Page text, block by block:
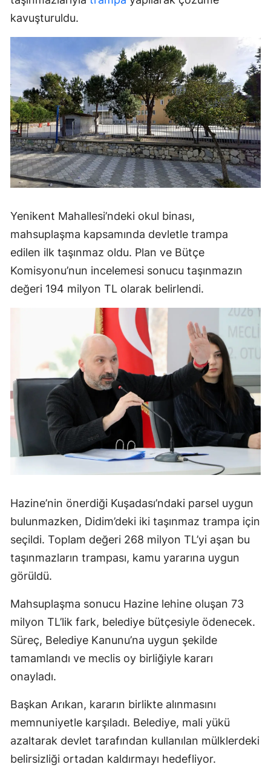
kavuşturuldu.
Yenikent Mahallesi’ndeki okul binası,
mahsuplaşma kapsamında devletle trampa
edilen ilk taşınmaz oldu. Plan ve Bütçe
Komisyonu’nun incelemesi sonucu taşınmazın
değeri 194 milyon TL olarak belirlendi.
Hazine’nin önerdiği Kuşadası’ndaki parsel uygun
bulunmazken, Didim’deki iki taşınmaz trampa için
seçildi. Toplam değeri 268 milyon TL’yi aşan bu
taşınmazların trampası, kamu yararına uygun
görüldü.
Mahsuplaşma sonucu Hazine lehine oluşan 73
milyon TL’lik fark, belediye bütçesiyle ödenecek.
Süreç, Belediye Kanunu’na uygun şekilde
tamamlandı ve meclis oy birliğiyle kararı
onayladı.
Başkan Arıkan, kararın birlikte alınmasını
memnuniyetle karşıladı. Belediye, mali yükü
azaltarak devlet tarafından kullanılan mülklerdeki
belirsizliği ortadan kaldırmayı hedefliyor.